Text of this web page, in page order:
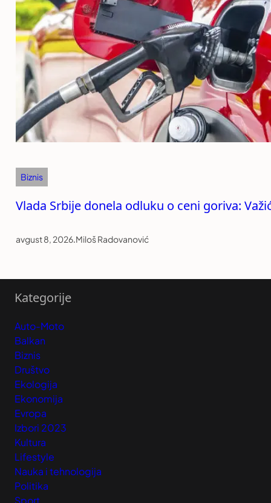
Biznis
Vlada Srbije donela odluku o ceni goriva:
avgust 8, 2026.Miloš Radovanović
Kategorije
Auto-Moto
Balkan
Biznis
Društvo
Ekologija
Ekonomija
Evropa
Izbori 2023
Kultura
Lifestyle
Nauka i tehnologija
Politika
Sport